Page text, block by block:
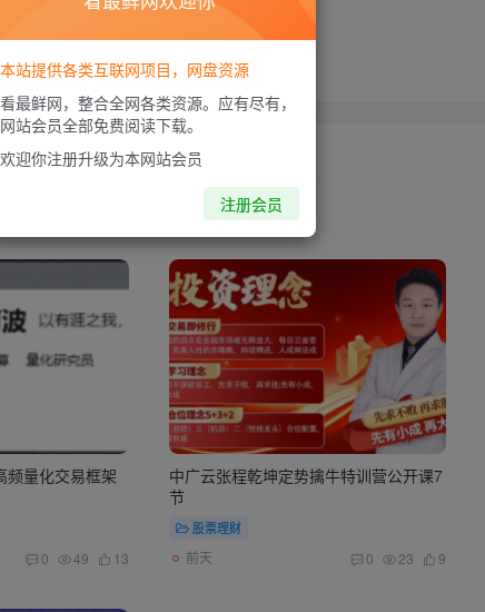
频量化交易框架
0 49 13
中广云张程乾坤定势擒牛特训营公开课7
节
股票理财
前天 0 23 9
本站提供各类互联网项目，网盘资源
看最鲜网，整合全网各类资源。应有尽有，
网站会员全部免费阅读下载。
欢迎你注册升级为本网站会员
注册会员